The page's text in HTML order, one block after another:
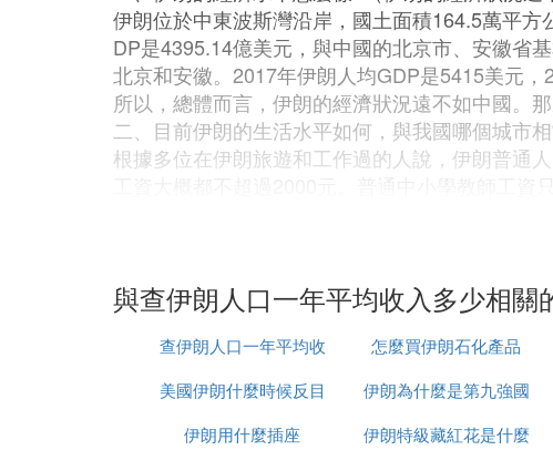
伊朗位於中東波斯灣沿岸，國土面積164.5萬平
DP是4395.14億美元，與中國的北京市、安徽省
北京和安徽。2017年伊朗人均GDP是5415美元
所以，總體而言，伊朗的經濟狀況遠不如中國。
二、目前伊朗的生活水平如何，與我國哪個城市相
根據多位在伊朗旅遊和工作過的人說，伊朗普通
有機會出來工作的，所以多數家庭男人一個人的
這些中國旅遊者和工作人員大多隻在城市活動，
三、中國整體生活水平在世界排第幾？
中國大陸的人均生活水平排在世界第128位。亞
話，中國香港的生活水平最高，其次是中國台灣
中國居民實際消費支出的提高還有較大的差距。
亞洲開發銀行對亞太地區的23個國家和地區進
調查發現，按人均消費支出衡量的話，中國香港
與查伊朗人口一年平均收入多少相關
查伊朗人口一年平均收
入多少
怎麼買伊朗石化產品
美國伊朗什麼時候反目 伊朗為什麼是第九強國
伊朗用什麼插座
伊朗特級藏紅花是什麼